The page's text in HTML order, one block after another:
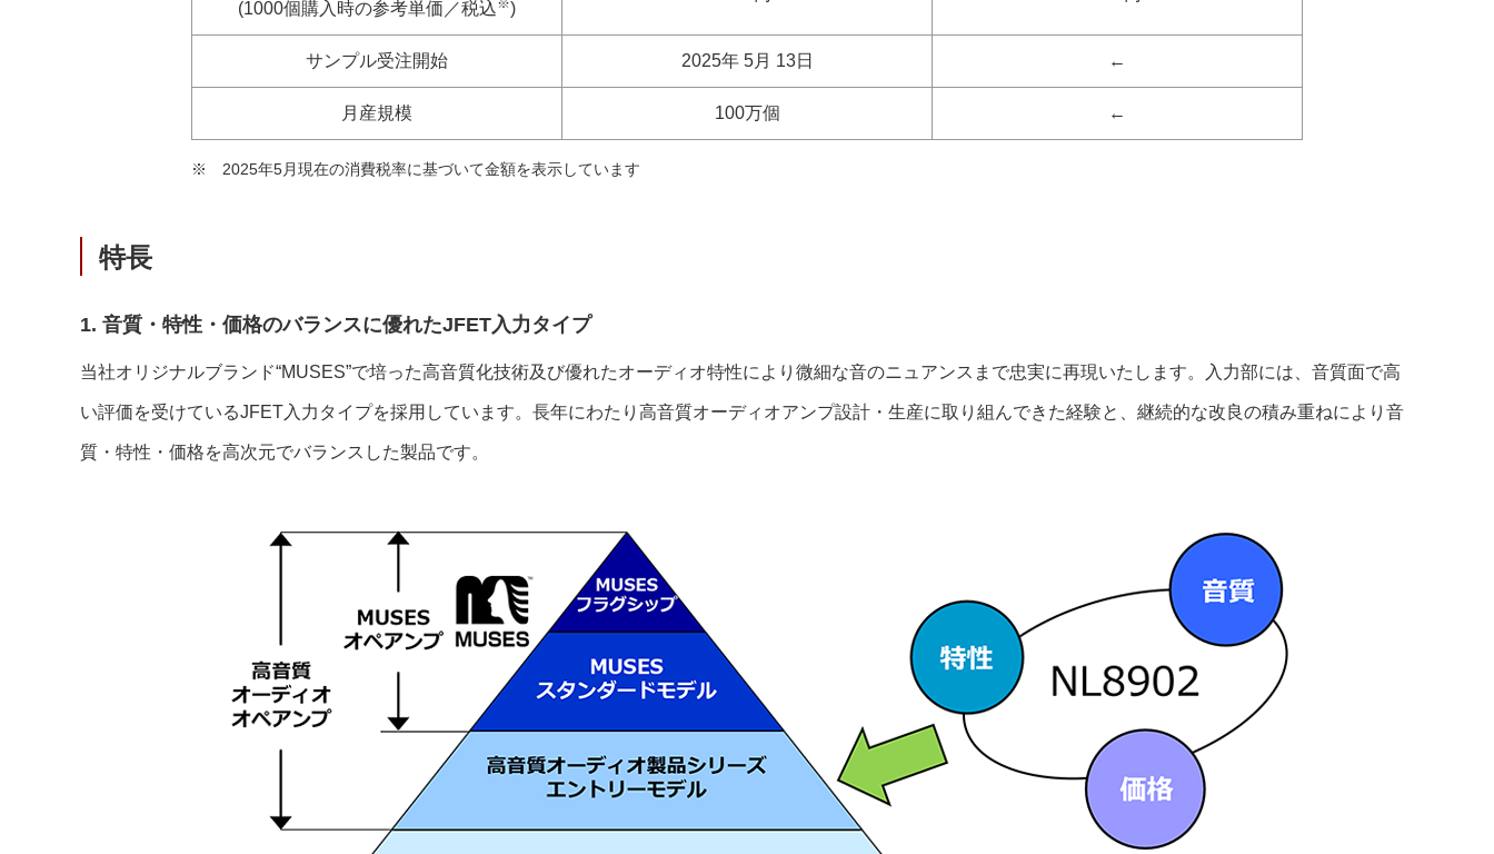
(1000個購入時の参考単価／税込※)
サンプル受注開始 2025年 5月 13日 ←
月産規模 100万個 ←
※ 2025年5月現在の消費税率に基づいて金額を表示しています
特⾧
1. 音質・特性・価格のバランスに優れたJFET入力タイプ
当社オリジナルブランド“MUSES”で培った高音質化技術及び優れたオーディオ特性により微細な音のニュアンスまで忠実に再現いたします。入力部には、音質面で高
い評価を受けているJFET入力タイプを採用しています。長年にわたり高音質オーディオアンプ設計・生産に取り組んできた経験と、継続的な改良の積み重ねにより音
質・特性・価格を高次元でバランスした製品です。